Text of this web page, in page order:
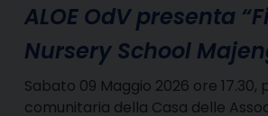
ALOE OdV presenta
Nursery School
Sabato 09 Maggio 2026 ore 17.30,
comunitaria della Casa delle